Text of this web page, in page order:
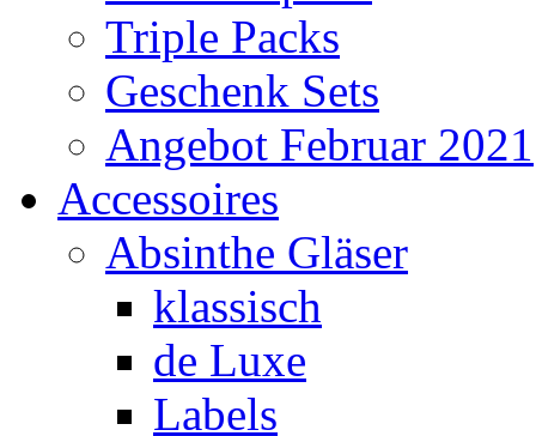
Triple Packs
Geschenk Sets
Angebot Februar 2021
Accessoires
Absinthe Gläser
klassisch
de Luxe
Labels